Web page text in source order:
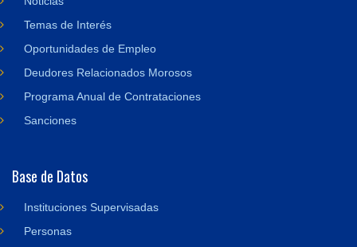
Temas de Interés
Oportunidades de Empleo
Deudores Relacionados Morosos
Programa Anual de Contrataciones
Sanciones
Base de Datos
Instituciones Supervisadas
Personas